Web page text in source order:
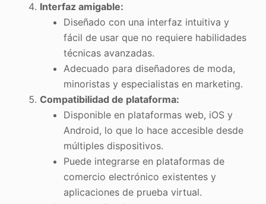
Interfaz amigable:
Diseñado con una interfaz intuitiva y
fácil de usar que no requiere habilidades
técnicas avanzadas.
Adecuado para diseñadores de moda,
minoristas y especialistas en marketing.
Compatibilidad de plataforma:
Disponible en plataformas web, iOS y
Android, lo que lo hace accesible desde
múltiples dispositivos.
Puede integrarse en plataformas de
comercio electrónico existentes y
aplicaciones de prueba virtual.